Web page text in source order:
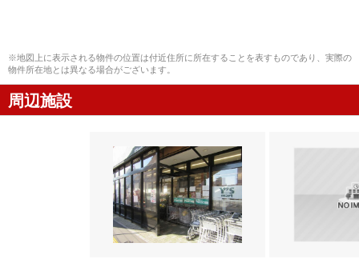
※地図上に表示される物件の位置は付近住所に所在することを表すものであり、実際の
物件所在地とは異なる場合がございます。
周辺施設